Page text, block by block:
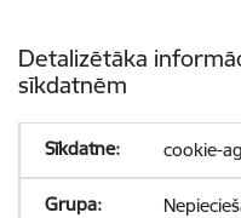
Detalizētāka
sīkdatnēm
cookie-